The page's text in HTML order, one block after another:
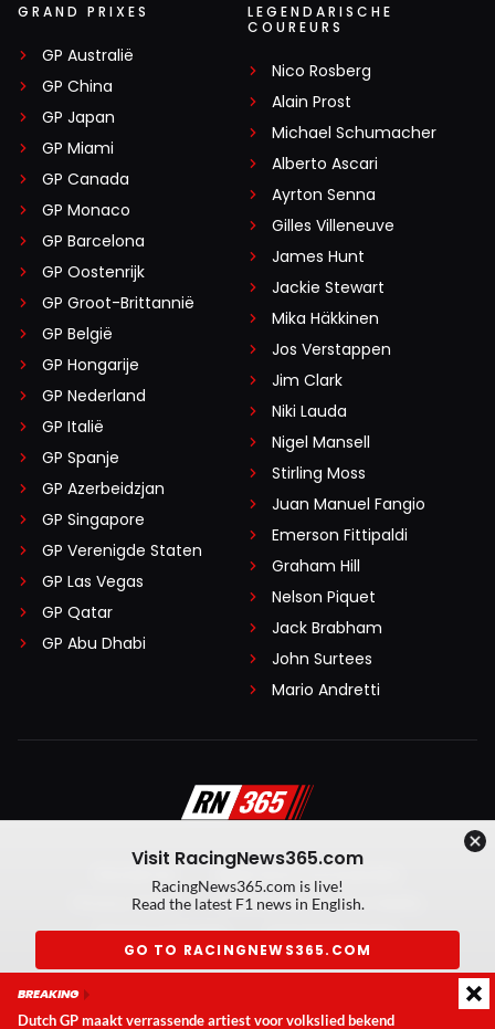
GRAND PRIXES
GP Australië
GP China
GP Japan
GP Miami
GP Canada
GP Monaco
GP Barcelona
GP Oostenrijk
GP Groot-Brittannië
GP België
GP Hongarije
GP Nederland
GP Italië
GP Spanje
GP Azerbeidzjan
GP Singapore
GP Verenigde Staten
GP Las Vegas
GP Qatar
GP Abu Dhabi
LEGENDARISCHE
COUREURS
Nico Rosberg
Alain Prost
Michael Schumacher
Alberto Ascari
Ayrton Senna
Gilles Villeneuve
James Hunt
Jackie Stewart
Mika Häkkinen
Jos Verstappen
Jim Clark
Niki Lauda
Nigel Mansell
Stirling Moss
Juan Manuel Fangio
Emerson Fittipaldi
Graham Hill
Nelson Piquet
Jack Brabham
John Surtees
Mario Andretti
Algemene voorwaarden
Privacy Policy
Created by On Your Marks
Privacy manager
Kansspeluitingen
Visit RacingNews365.com
RacingNews365.com is live!
Read the latest F1 news in English.
GO TO RACINGNEWS365.COM
BREAKING
Dutch GP maakt verrassende artiest voor volkslied bekend